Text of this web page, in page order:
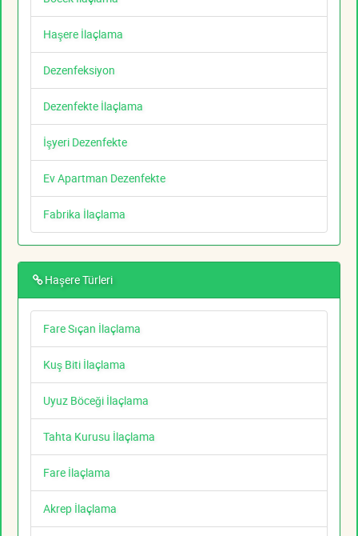
Haşere İlaçlama
Dezenfeksiyon
Dezenfekte İlaçlama
İşyeri Dezenfekte
Ev Apartman Dezenfekte
Fabrika İlaçlama
Haşere Türleri
Fare Sıçan İlaçlama
Kuş Biti İlaçlama
Uyuz Böceği İlaçlama
Tahta Kurusu İlaçlama
Fare İlaçlama
Akrep İlaçlama